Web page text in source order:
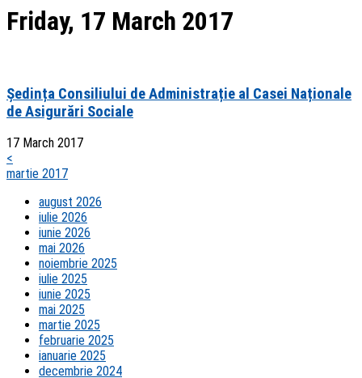
Friday, 17 March 2017
Ședința Consiliului de Administrație al Casei Naționale
de Asigurări Sociale
17 March 2017
<
martie 2017
august 2026
iulie 2026
iunie 2026
mai 2026
noiembrie 2025
iulie 2025
iunie 2025
mai 2025
martie 2025
februarie 2025
ianuarie 2025
decembrie 2024